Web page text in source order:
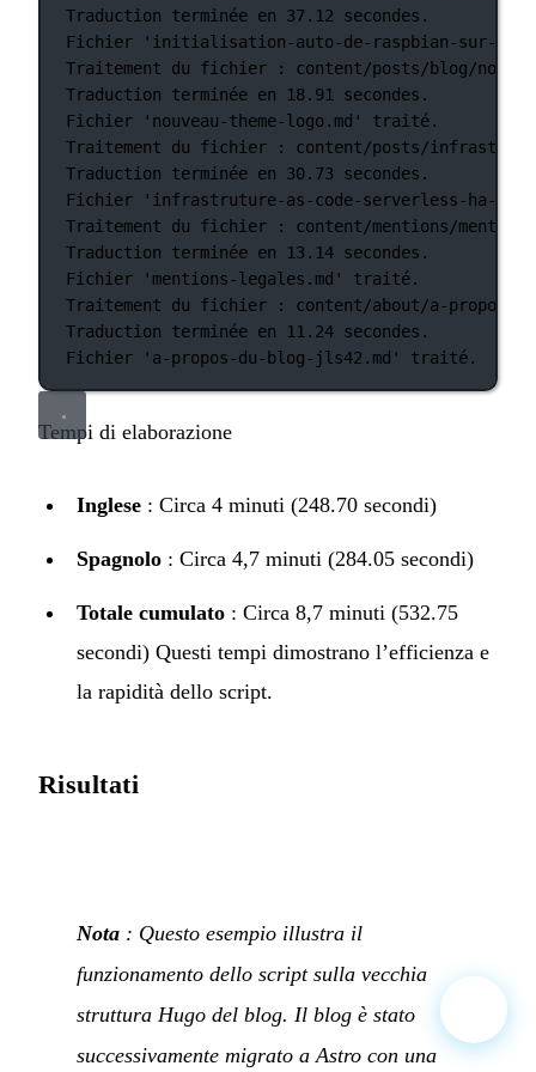
Traduction
terminée en 37.12
secondes.
Fichier
'initialisation-auto-de-raspbian-sur-
Traitement
du fichier :
content/posts/blog/
Traduction
terminée en 18.91
secondes.
Fichier
'nouveau-theme-logo.md'
traité.
Traitement
du fichier :
content/posts/
Traduction
terminée en 30.73
secondes.
Fichier
'infrastruture-as-code-serverless-ha-
Traitement
du fichier :
content/mentions/
Traduction
terminée en 13.14 secondes.
Fichier
'mentions-legales.md'
traité.
Traitement
du fichier :
content/about/a-propos-
Traduction
terminée en 11.24 secondes.
Fichier
'a-propos-du-blog-jls42.md' traité.
Tempi di elaborazione
Inglese : Circa 4 minuti (248.70 secondi)
Spagnolo : Circa 4,7 minuti (284.05 secondi)
Totale cumulato : Circa 8,7 minuti (532.75
secondi) Questi tempi dimostrano l’efficienza e
la rapidità dello script.
Risultati
Nota : Questo esempio illustra il
funzionamento dello script sulla vecchia
struttura Hugo del blog. Il blog è stato
successivamente migrato a Astro con una